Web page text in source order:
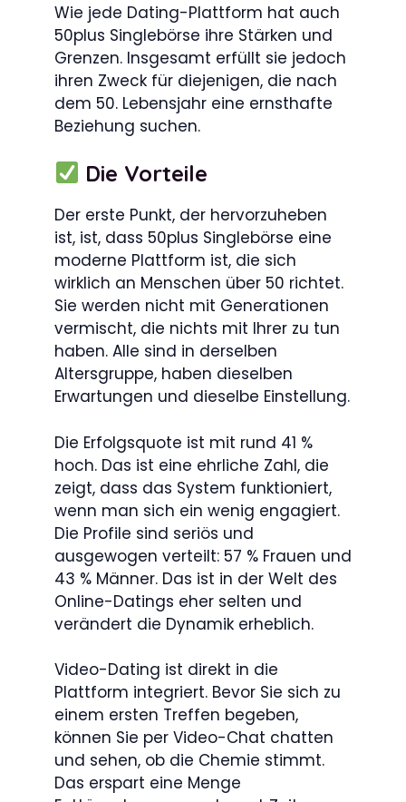
Wie jede Dating-Plattform hat auch
50plus Singlebörse ihre Stärken und
Grenzen. Insgesamt erfüllt sie jedoch
ihren Zweck für diejenigen, die nach
dem 50. Lebensjahr eine ernsthafte
Beziehung suchen.
Die Vorteile
Der erste Punkt, der hervorzuheben
ist, ist, dass 50plus Singlebörse eine
moderne Plattform ist, die sich
wirklich an Menschen über 50 richtet.
Sie werden nicht mit Generationen
vermischt, die nichts mit Ihrer zu tun
haben. Alle sind in derselben
Altersgruppe, haben dieselben
Erwartungen und dieselbe Einstellung.
Die Erfolgsquote ist mit rund 41 %
hoch. Das ist eine ehrliche Zahl, die
zeigt, dass das System funktioniert,
wenn man sich ein wenig engagiert.
Die Profile sind seriös und
ausgewogen verteilt: 57 % Frauen und
43 % Männer. Das ist in der Welt des
Online-Datings eher selten und
verändert die Dynamik erheblich.
Video-Dating ist direkt in die
Plattform integriert. Bevor Sie sich zu
einem ersten Treffen begeben,
können Sie per Video-Chat chatten
und sehen, ob die Chemie stimmt.
Das erspart eine Menge